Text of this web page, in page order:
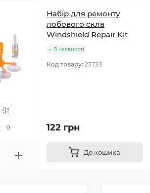
0
Набір для ремонту
лобового скла
Windshield Repair Kit
В наявності
Код товару: 23733
122 грн
До кошика